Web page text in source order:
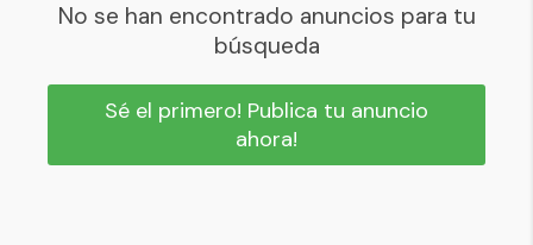
No se han encontrado anuncios para tu
búsqueda
Sé el primero! Publica tu anuncio
ahora!